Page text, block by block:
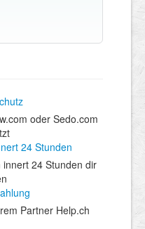
oder Sedo.com
24 Stunden dir
Partner Help.ch